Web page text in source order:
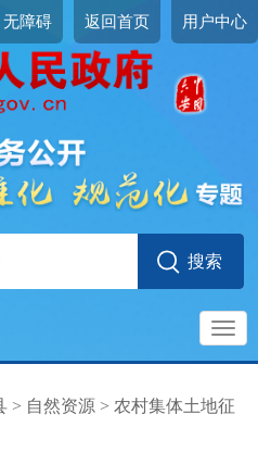
无障碍 返回首页 用户中心
> 自然资源 > 农村集体土地征